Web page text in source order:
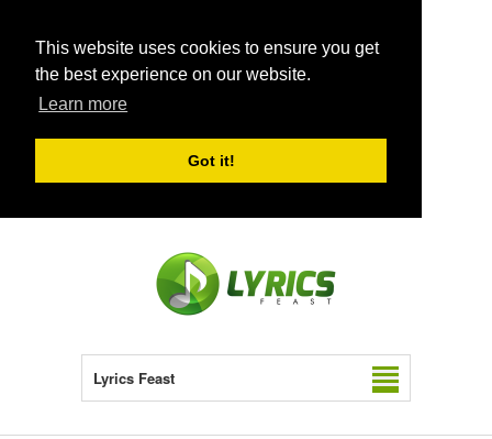
This website uses cookies to ensure you get
the best experience on our website.
Learn more
Got it!
Lyrics Feast